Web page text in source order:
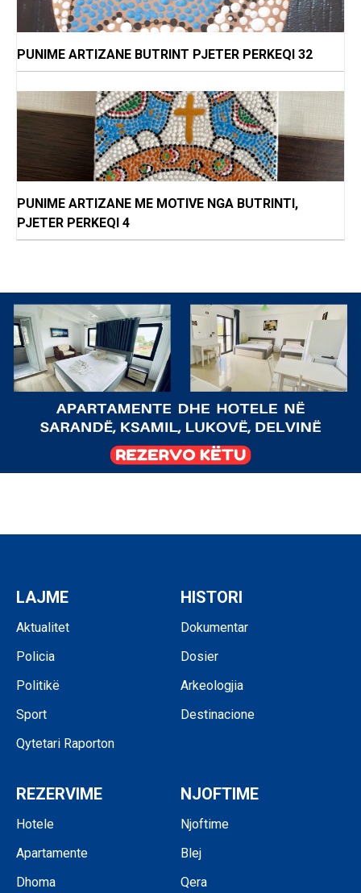
PUNIME ARTIZANE BUTRINT PJETER PERKEQI 32
PUNIME ARTIZANE ME MOTIVE NGA BUTRINTI,
PJETER PERKEQI 4
LAJME
Aktualitet
Policia
Politikë
Sport
Qytetari Raporton
HISTORI
Dokumentar
Dosier
Arkeologjia
Destinacione
REZERVIME
Hotele
Apartamente
Dhoma
NJOFTIME
Njoftime
Blej
Qera